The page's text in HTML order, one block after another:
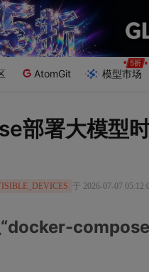
AtomGit 模型市场
部署大模型
于 2026-07-07